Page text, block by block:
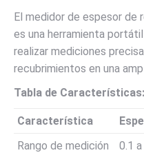
El medidor de espesor de
es una herramienta
realizar mediciones
recubrimientos en una
Tabla de Características:
Característica
Rango de medición
0.1